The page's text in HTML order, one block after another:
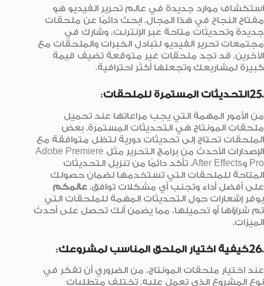
استكشاف موارد جديدة في عالم تحرير الفيديو هو
مفتاح النجاح في هذا المجال. ابحث دائمًا عن ملحقات
جديدة وتحديثات متاحة عبر الإنترنت، وشارك في
مجتمعات تحرير الفيديو لتبادل الخبرات والملحقات مع
الآخرين. قد تجد ملحقات غير متوقعة تضيف قيمة
كبيرة لمشاريعك وتجعلها أكثر احترافية.
.25التحديثات المستمرة للملحقات :
من الأمور المهمة التي يجب مراعاتها عند تحميل
ملحقات المونتاج هي التحديثات المستمرة. بعض
الملحقات تحتاج إلى تحديثات دورية لتظل متوافقة مع
الإصدارات الأحدث من برامج التحرير مثل Adobe Premiere
Pro وAfter Effects. تأكد دائمًا من تنزيل التحديثات
المتاحة للملحقات التي تستخدمها لضمان حصولك
على أفضل أداء وتجنب أي مشكلات توافق. عالمكم
يوفر إشعارات حول التحديثات المهمة للملحقات التي
تم شراؤها أو تحميلها، مما يضمن أنك تحصل على أحدث
الميزات.
.26كيفية اختيار الملحق المناسب لمشروعك :
عند اختيار ملحقات المونتاج، من الضروري أن تفكر في
نوع المشروع الذي تعمل عليه. تختلف متطلبات